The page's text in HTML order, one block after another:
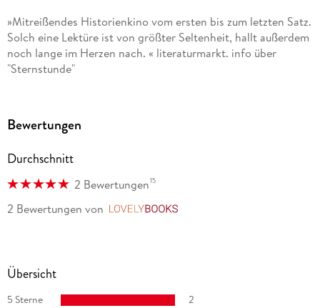
»Mitreißendes Historienkino vom ersten bis zum letzten Satz.
Solch eine Lektüre ist von größter Seltenheit, hallt außerdem
noch lange im Herzen nach. « literaturmarkt. info über
"Sternstunde"
Glück und Verlust wechseln sich ab, wodurch die Spannung
stets aufrecht erhalten wird. « Sandy Kolbuch, schwarzlicht.
Bewertungen
Durchschnitt
2 Bewertungen15
2 Bewertungen von
Übersicht
5 Sterne
2